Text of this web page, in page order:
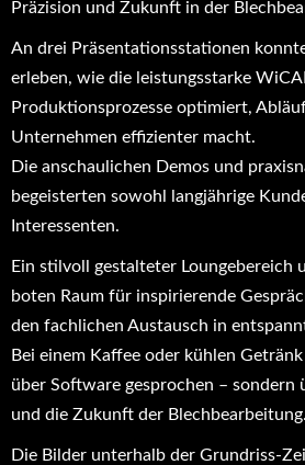
Präzision und Zukunft in der
An drei Präsentationsstationen
erleben, wie die leistungsstarke
Produktionsprozesse optimiert,
Unternehmen effizienter macht.
Die anschaulichen Demos und
begeisterten sowohl langjährige
Interessenten.
Ein stilvoll gestalteter Loungebereich
boten Raum für inspirierende
den fachlichen Austausch in
Bei einem Kaffee oder kühlen
über Software gesprochen – sondern
und die Zukunft der Blechbearbeitung.
Die Bilder unterhalb der Grundriss-